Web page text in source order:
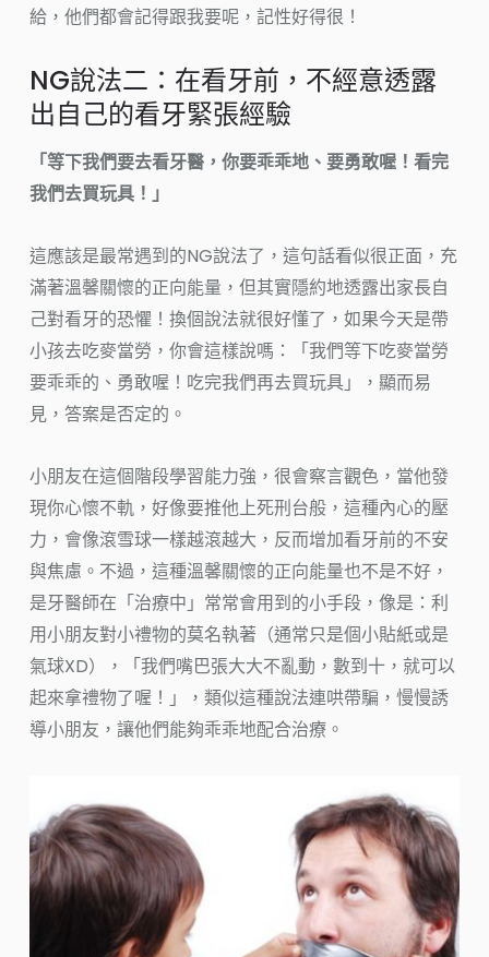
給，他們都會記得跟我要呢，記性好得很！
NG說法二：在看牙前，不經意透露
出自己的看牙緊張經驗
「等下我們要去看牙醫，你要乖乖地、要勇敢喔！看完
我們去買玩具！」
這應該是最常遇到的NG說法了，這句話看似很正面，充
滿著溫馨關懷的正向能量，但其實隱約地透露出家長自
己對看牙的恐懼！換個說法就很好懂了，如果今天是帶
小孩去吃麥當勞，你會這樣說嗎：「我們等下吃麥當勞
要乖乖的、勇敢喔！吃完我們再去買玩具」，顯而易
見，答案是否定的。
小朋友在這個階段學習能力強，很會察言觀色，當他發
現你心懷不軌，好像要推他上死刑台般，這種內心的壓
力，會像滾雪球一樣越滾越大，反而增加看牙前的不安
與焦慮。不過，這種溫馨關懷的正向能量也不是不好，
是牙醫師在「治療中」常常會用到的小手段，像是：利
用小朋友對小禮物的莫名執著（通常只是個小貼紙或是
氣球XD），「我們嘴巴張大大不亂動，數到十，就可以
起來拿禮物了喔！」，類似這種說法連哄帶騙，慢慢誘
導小朋友，讓他們能夠乖乖地配合治療。